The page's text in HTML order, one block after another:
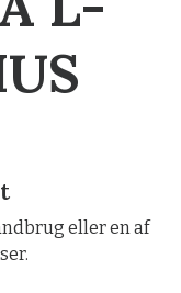
eller en af